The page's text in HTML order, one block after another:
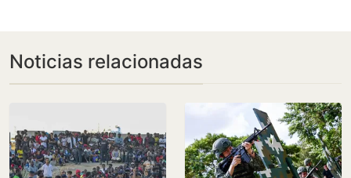
Noticias relacionadas